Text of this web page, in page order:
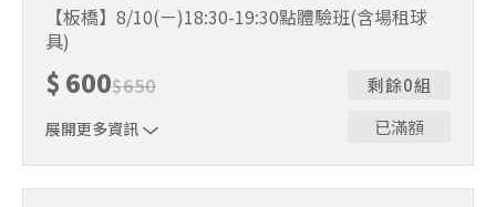
制。歡迎邀請親友一同報名參加，享受團體運動樂趣！ 如
人數未達開班門檻，或因天候不佳無法如期舉行，POA將視
情況安排延期或併班處理。 ⚠️ 報名完成後，如因天候因素
無法上課，僅提供課程延期選項，恕不退費，請參閱【報名
與課程異動規則】。報名後視為您已同意上述規則。
【板橋】8/10(ㄧ)18:30-19:30點體驗班(含場租球
具)
$ 600$650
展開更多資訊
剩餘0組
已滿額